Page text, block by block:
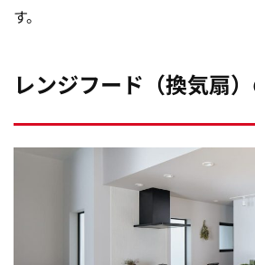
す。
レンジフード（換気扇